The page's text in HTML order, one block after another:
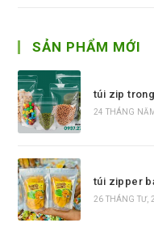
SẢN PHẨM MỚI
túi zip
24 THÁNG
túi zipper
26 THÁNG TƯ,